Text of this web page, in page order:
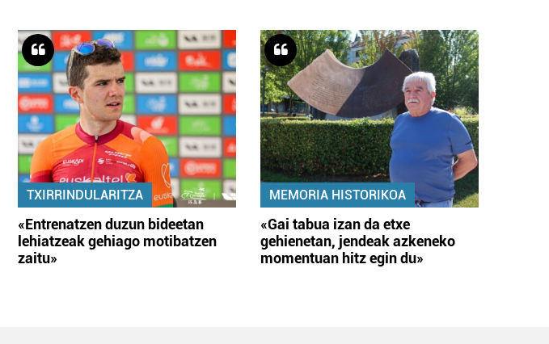
TXIRRINDULARITZA
«Entrenatzen duzun bideetan
lehiatzeak gehiago motibatzen
zaitu»
MEMORIA HISTORIKOA
«Gai tabua izan da etxe
gehienetan, jendeak azkeneko
momentuan hitz egin du»